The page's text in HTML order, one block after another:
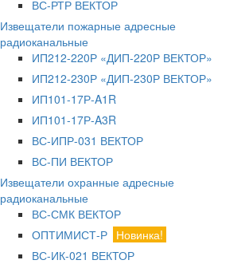
ВС-РТР ВЕКТОР
Извещатели пожарные адресные
радиоканальные
ИП212-220Р «ДИП-220Р ВЕКТОР»
ИП212-230Р «ДИП-230Р ВЕКТОР»
ИП101-17Р-A1R
ИП101-17Р-A3R
ВС-ИПР-031 ВЕКТОР
ВС-ПИ ВЕКТОР
Извещатели охранные адресные
радиоканальные
ВС-СМК ВЕКТОР
ОПТИМИСТ-Р Новинка!
ВС-ИК-021 ВЕКТОР